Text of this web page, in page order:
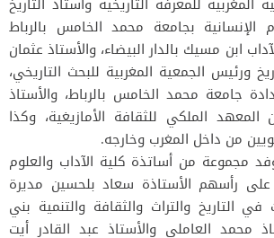
الإنسانية بجامعة محمد الخامس بالرباط
ابن مسيك بالدار البيضاء، والأستاذ عثمان
ورئيس الجمعية المغربية للبحث التاريخي،
جامعة محمد الخامس بالرباط، والأستاذ
الملكي للثقافة الأمازيغية، وكذا
من داخل المغرب وخارجه.
مجموعة من أساتذة كلية الآداب والعلوم
على رأسهم الأستاذة سعاد بلحسين مديرة
في التاريخ والتراث والثقافة والتنمية بني
محمد العاملي والأستاذ عبد القادر أيت